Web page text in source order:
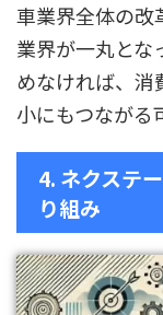
車業界全体の改
業界が一丸とな
めなければ、消
小にもつながる
4. ネクステ
り組み